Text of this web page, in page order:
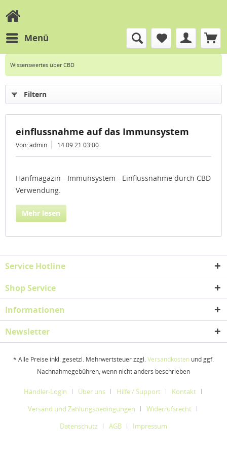
Menü
Wissenswertes über CBD
Filtern
einflussnahme auf das Immunsystem
Von: admin 14.09.21 03:00
Hanfmagazin - Immunsystem - Einflussnahme durch CBD
Verwendung.
Mehr lesen
Service Hotline
Shop Service
Informationen
Newsletter
* Alle Preise inkl. gesetzl. Mehrwertsteuer zzgl.Versandkosten und ggf.
Nachnahmegebühren, wenn nicht anders beschrieben
Händler-Login Über uns Hilfe / Support
Kontakt
Versand und Zahlungsbedingungen
Widerrufsrecht
Datenschutz
AGB Impressum